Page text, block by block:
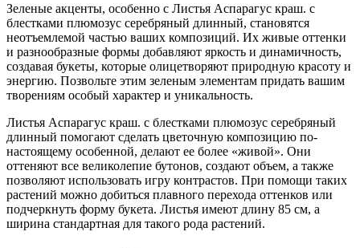
Зеленые акценты, особенно с Листья Аспарагус краш. с
блестками плюмозус серебряный длинный, становятся
неотъемлемой частью ваших композиций. Их живые оттенки
и разнообразные формы добавляют яркость и динамичность,
создавая букеты, которые олицетворяют природную красоту и
энергию. Позвольте этим зеленым элементам придать вашим
творениям особый характер и уникальность.
Листья Аспарагус краш. с блестками плюмозус серебряный
длинный помогают сделать цветочную композицию по-
настоящему особенной, делают ее более «живой». Они
оттеняют все великолепие бутонов, создают объем, а также
позволяют использовать игру контрастов. При помощи таких
растений можно добиться плавного перехода оттенков или
подчеркнуть форму букета. Листья имеют длину 85 см, а
ширина стандартная для такого рода растений.